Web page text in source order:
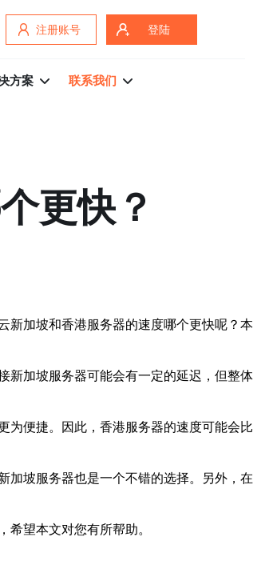
注册账号 登陆
方案 联系我们
更快？
新加坡和香港服务器的速度哪个更快呢？本
新加坡服务器可能会有一定的延迟，但整体
为便捷。因此，香港服务器的速度可能会比
加坡服务器也是一个不错的选择。另外，在
望本文对您有所帮助。